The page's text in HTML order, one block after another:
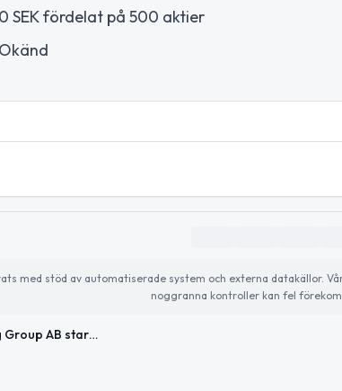
SEK fördelat på 500 aktier
Okänd
med stöd av automatiserade system och externa datakällor.
noggranna kontroller kan fel
EK Consulting Group AB startar konsultverksamhet i Malmö